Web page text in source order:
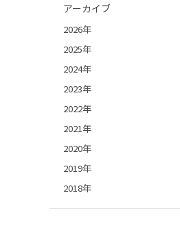
アーカイブ
2026年
2025年
2024年
2023年
2022年
2021年
2020年
2019年
2018年